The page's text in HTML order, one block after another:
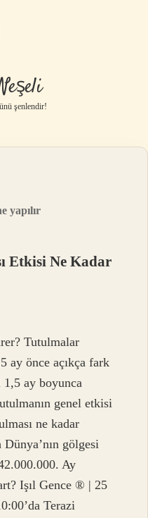
şenlendir!
yapılır
Etkisi Ne Kadar
Tutulmalar
ay önce açıkça fark
ay boyunca
genel etkisi
ne kadar
gölgesi
Ay
Işıl Gence ®️ | 25
Terazi